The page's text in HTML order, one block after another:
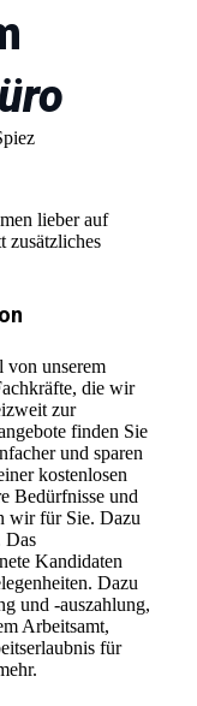
lieber auf
zusätzliches
von unserem
die wir
zur
finden Sie
und sparen
kostenlosen
Bedürfnisse und
wir für Sie. Dazu
Das
Kandidaten
Dazu
und -auszahlung,
Arbeitsamt,
für